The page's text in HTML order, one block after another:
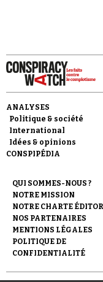
ANALYSES
Politique & société
International
Idées & opinions
CONSPIPÉDIA
QUI SOMMES-NOUS ?
NOTRE MISSION
NOTRE CHARTE
NOS PARTENAIRES
MENTIONS LÉGALES
POLITIQUE DE
CONFIDENTIALITÉ